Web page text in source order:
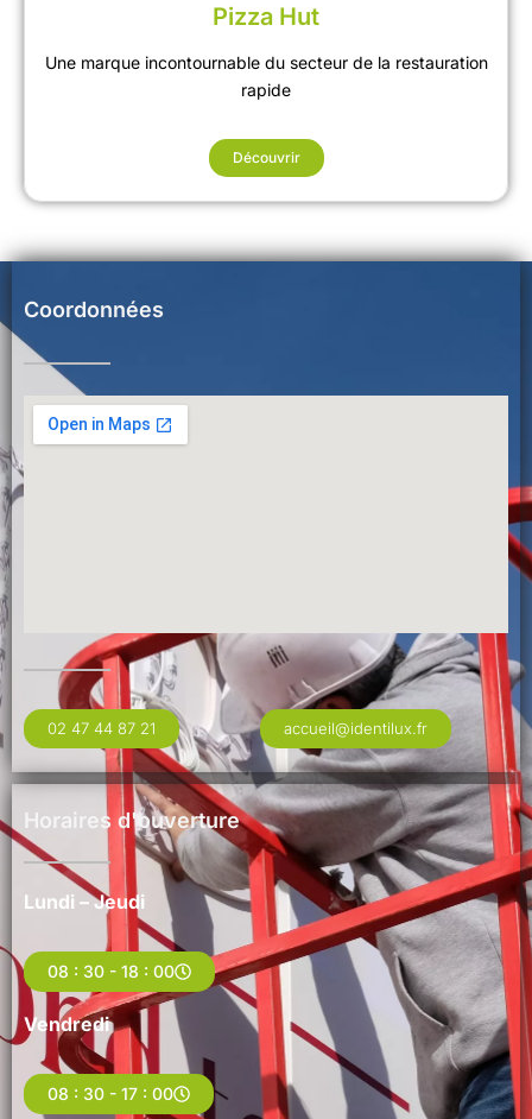
Pizza Hut
Une marque incontournable du secteur de la restauration
rapide
Découvrir
Coordonnées
02 47 44 87 21 accueil@identilux.fr
Horaires d'ouverture
Lundi – Jeudi
08 : 30 - 18 : 00
Vendredi
08 : 30 - 17 : 00